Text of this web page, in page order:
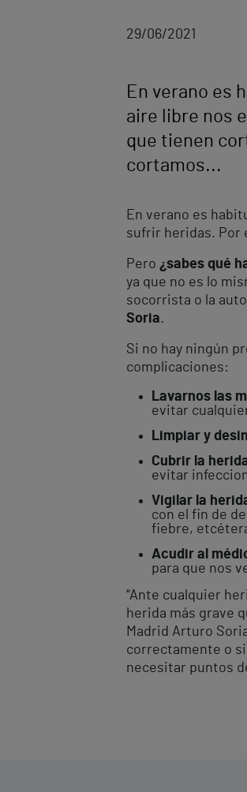
29/06/2021
En verano es
aire libre nos
que tienen
cortamos...
En verano es
sufrir heridas. Por
Pero ¿sabes qué
ya que no es lo
socorrista o la
Soria.
Si no hay ningún
complicaciones:
Lavarnos las
evitar
Limpiar y
Cubrir la
evitar
Vigilar la
con el fin de
fiebre,
Acudir al
para que nos
“Ante cualquier
herida más grave
Madrid Arturo
correctamente o
necesitar puntos